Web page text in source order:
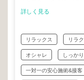
詳しく見る
リラックス リラ
オシャレ しっか
一対一の安心施術&接客